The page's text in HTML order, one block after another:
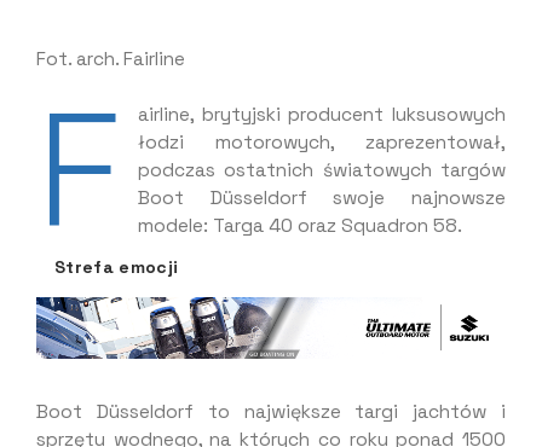
Fot. arch. Fairline
F
airline, brytyjski producent luksusowych
łodzi motorowych, zaprezentował,
podczas ostatnich światowych targów
Boot Düsseldorf swoje najnowsze
modele: Targa 40 oraz Squadron 58.
Strefa emocji
Boot Düsseldorf to największe targi jachtów i
sprzętu wodnego, na których co roku ponad 1500